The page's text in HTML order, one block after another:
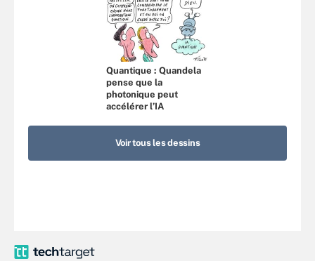
Quantique : Quandela
pense que la
photonique peut
accélérer l’IA
Voir tous les dessins